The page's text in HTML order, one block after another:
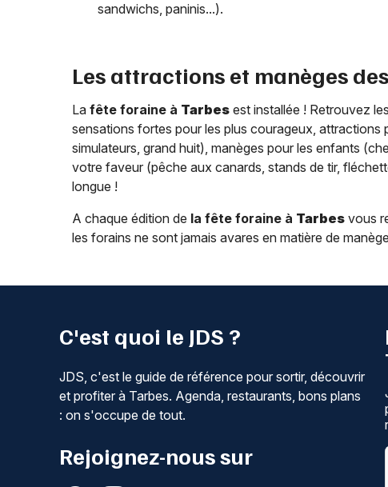
sandwichs, paninis...).
Les attractions et manèges
La fête foraine à Tarbes est installée ! Retrouvez
sensations fortes pour les plus courageux, attractions
simulateurs, grand huit), manèges pour les enfants
votre faveur (pêche aux canards, stands de tir,
longue !
A chaque édition de la fête foraine à Tarbes vous
les forains ne sont jamais avares en matière de
C'est quoi le JDS ?
JDS, c'est le guide de référence pour sortir, découvrir
et profiter à Tarbes. Agenda, restaurants, bons plans
: on s'occupe de tout.
Rejoignez-nous sur